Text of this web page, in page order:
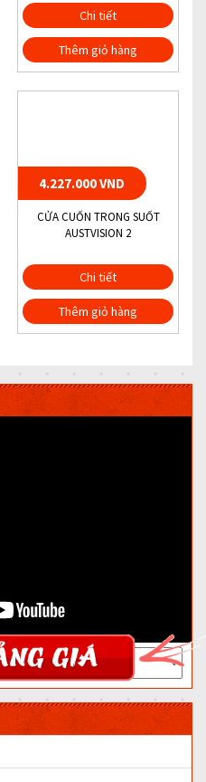
Chi tiết
Thêm giỏ hàng
4.227.000 VND
CỬA CUỐN TRONG SUỐT
AUSTVISION 2
Chi tiết
Thêm giỏ hàng